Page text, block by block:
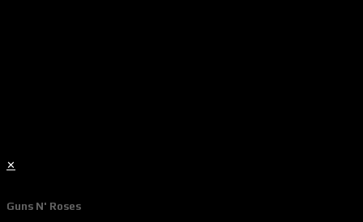
✕
Guns N' Roses